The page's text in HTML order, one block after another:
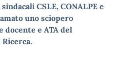
CSLE, CONALPE e
uno sciopero
docente e ATA del